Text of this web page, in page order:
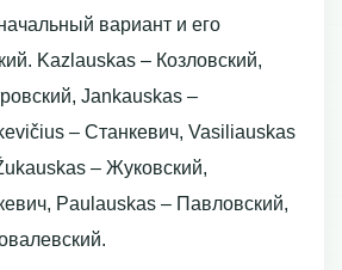
вариант и его
Kazlauskas – Козловский,
Jankauskas –
– Станкевич, Vasiliauskas
– Жуковский,
Paulauskas – Павловский,